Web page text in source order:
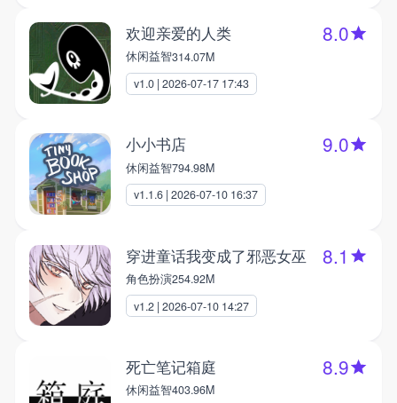
欢迎亲爱的人类
休闲益智314.07M
v1.0 | 2026-07-17 17:43
8.0
小小书店
休闲益智794.98M
v1.1.6 | 2026-07-10 16:37
9.0
穿进童话我变成了邪恶女巫
角色扮演254.92M
v1.2 | 2026-07-10 14:27
8.1
死亡笔记箱庭
休闲益智403.96M
8.9